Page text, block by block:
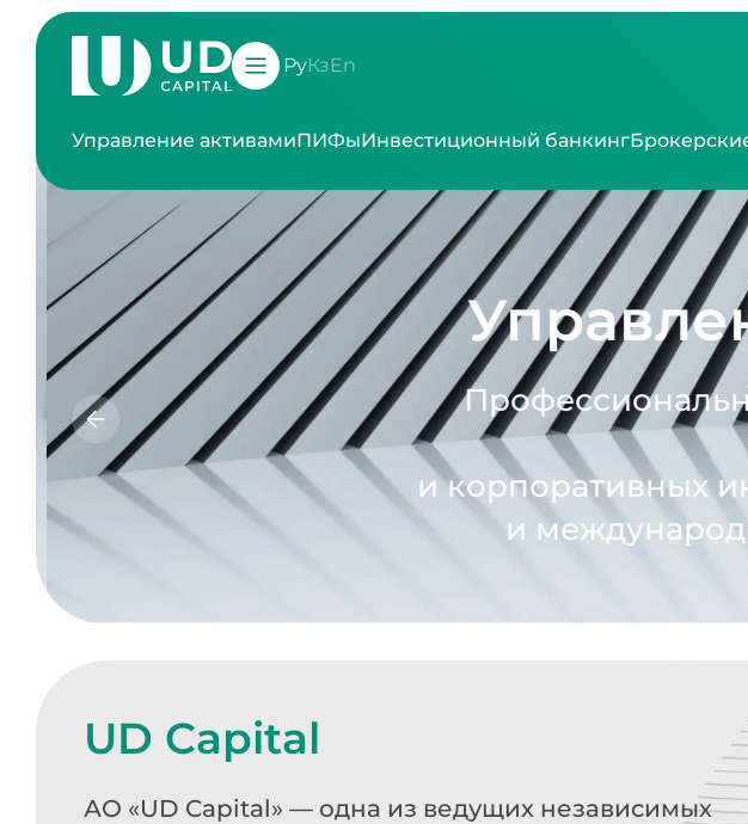
РуКзEn
Управление активамиПИФыИнвестиционный банкинг
и корпоративных
и
UD Capital
АО «UD Capital» — одна из ведущих независимых